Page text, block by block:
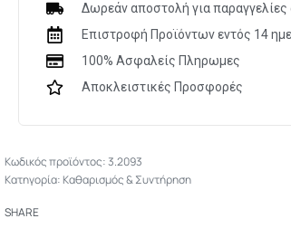
Δωρεάν αποστολή για
Επιστροφή Προϊόντων εντός 14
100% Ασφαλείς Πληρωμες
Αποκλειστικές Προσφορές
3.2093
Κατηγορία: Καθαρισμός & Συντήρηση
SHARE